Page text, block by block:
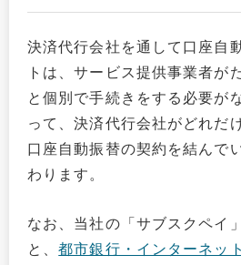
決済代行会社を通して口座自
トは、サービス提供事業者が
と個別で手続きをする必要が
って、決済代行会社がどれだ
口座自動振替の契約を結んで
わります。
なお、当社の「サブスクペイ
と、都市銀行・インターネッ